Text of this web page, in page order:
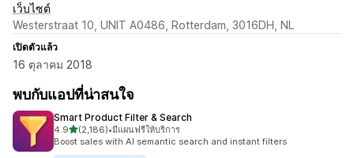
เว็บไซต์
Westerstraat 10, UNIT A0486, Rotterdam, 3016DH, NL
เปิดตัวแล้ว
16 ตุลาคม 2018
พบกับแอปที่น่าสนใจ
Smart Product Filter & Search
4.9เต็ม 5 ดาว
(2,186)
ทั้งหมด 2186 รีวิว
•มีแผนฟรีให้บริการ
Boost sales with AI semantic search and instant filters